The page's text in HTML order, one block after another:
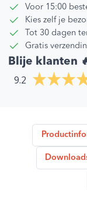
Voor 15:00
Kies zelf je
Tot 30 dagen
Gratis
Blije klanten
9.2